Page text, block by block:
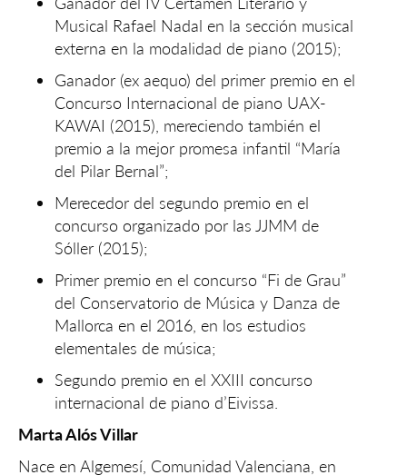
Musical Rafael Nadal en la sección musical
externa en la modalidad de piano (2015);
Ganador (ex aequo) del primer premio en el
Concurso Internacional de piano UAX-
KAWAI (2015), mereciendo también el
premio a la mejor promesa infantil “María
del Pilar Bernal”;
Merecedor del segundo premio en el
concurso organizado por las JJMM de
Sóller (2015);
Primer premio en el concurso “Fi de Grau”
del Conservatorio de Música y Danza de
Mallorca en el 2016, en los estudios
elementales de música;
Segundo premio en el XXIII concurso
internacional de piano d’Eivissa.
Marta Alós Villar
Nace en Algemesí, Comunidad Valenciana, en